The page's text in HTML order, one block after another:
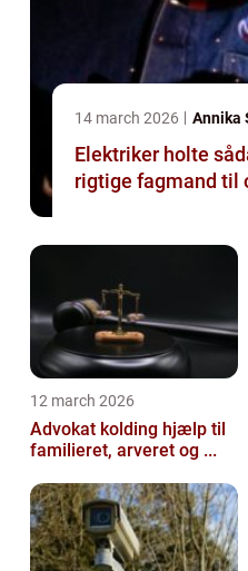
14 march 2026 Annika
Elektriker holte sådan vælger du den
rigtige fagmand til
12 march 2026
Advokat kolding hjælp til
familieret, arveret og ...